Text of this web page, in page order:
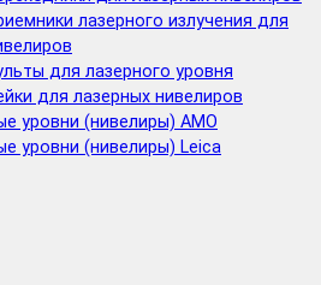
лазерного излучения для
для лазерного уровня
для лазерных нивелиров
уровни (нивелиры) AMO
уровни (нивелиры) Leica